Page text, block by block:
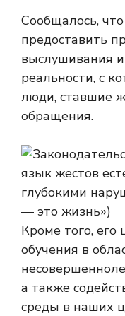
Сообщалось,
предоставить
выслушивания
реальности, с
люди, ставшие
обращения.
Кроме того, его
обучения в
а также
среды в наших